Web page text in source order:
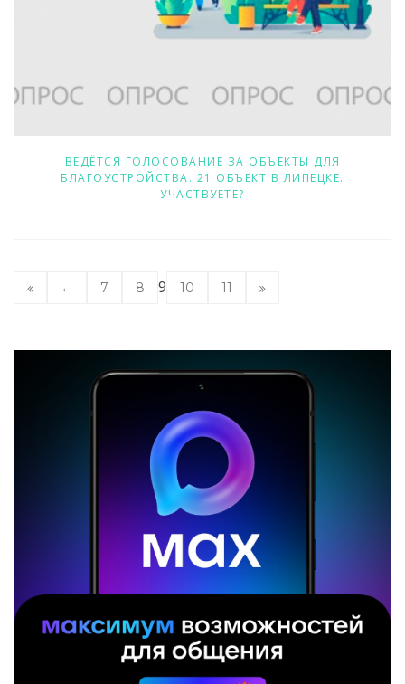
ВЕДЁТСЯ ГОЛОСОВАНИЕ ЗА ОБЪЕКТЫ ДЛЯ
БЛАГОУСТРОЙСТВА. 21 ОБЪЕКТ В ЛИПЕЦКЕ.
УЧАСТВУЕТЕ?
← 7 8 9 10 11